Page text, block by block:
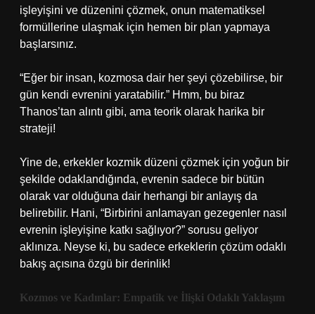
işleyişini ve düzenini çözmek, onun matematiksel
formüllerine ulaşmak için hemen bir plan yapmaya
başlarsınız.
“Eğer bir insan, kozmosa dair her şeyi çözebilirse, bir
gün kendi evrenini yaratabilir.” Hmm, bu biraz
Thanos’tan alıntı gibi, ama teorik olarak harika bir
strateji!
Yine de, erkekler kozmik düzeni çözmek için yoğun bir
şekilde odaklandığında, evrenin sadece bir bütün
olarak var olduğuna dair herhangi bir anlayış da
belirebilir. Hani, “Birbirini anlamayan gezegenler nasıl
evrenin işleyişine katkı sağlıyor?” sorusu geliyor
aklınıza. Neyse ki, bu sadece erkeklerin çözüm odaklı
bakış açısına özgü bir derinlik!
Kozmos ve Kadınlar: Empatik ve İlişki Odaklı Yaklaşım